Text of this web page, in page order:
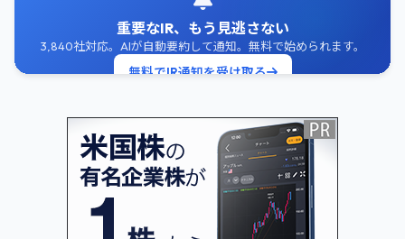
重要なIR、もう見逃さない
3,840社対応。AIが自動要約して通知。無料で始められます。
無料でIR通知を受け取る